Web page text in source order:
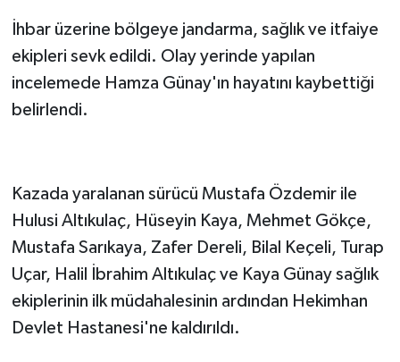
İhbar üzerine bölgeye jandarma, sağlık ve itfaiye
ekipleri sevk edildi. Olay yerinde yapılan
incelemede Hamza Günay'ın hayatını kaybettiği
belirlendi.
Kazada yaralanan sürücü Mustafa Özdemir ile
Hulusi Altıkulaç, Hüseyin Kaya, Mehmet Gökçe,
Mustafa Sarıkaya, Zafer Dereli, Bilal Keçeli, Turap
Uçar, Halil İbrahim Altıkulaç ve Kaya Günay sağlık
ekiplerinin ilk müdahalesinin ardından Hekimhan
Devlet Hastanesi'ne kaldırıldı.